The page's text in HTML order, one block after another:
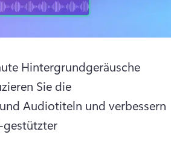
Hintergrundgeräusche
Sie die
Audiotiteln und verbessern
gestützter